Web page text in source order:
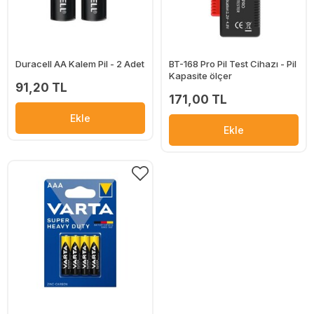
Duracell AA Kalem Pil - 2 Adet
91,20 TL
Ekle
BT-168 Pro Pil Test Cihazı - Pil
Kapasite ölçer
171,00 TL
Ekle